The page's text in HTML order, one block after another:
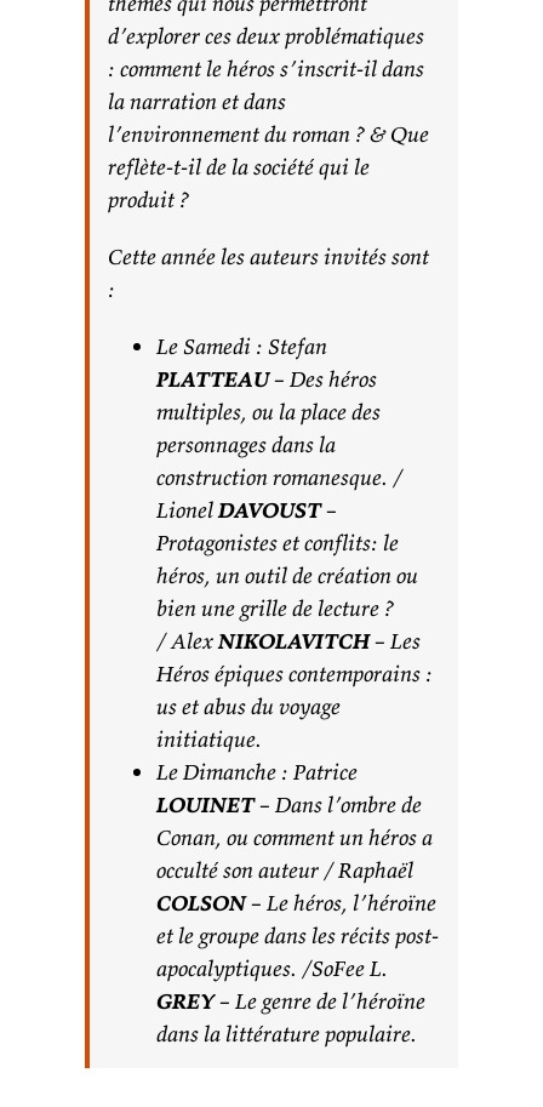
d’explorer ces deux problématiques
: comment le héros s’inscrit-il dans
la narration et dans
l’environnement du roman ? & Que
reflète-t-il de la société qui le
produit ?
Cette année les auteurs invités sont
:
Le Samedi : Stefan
PLATTEAU– Des héros
multiples, ou la place des
personnages dans la
construction romanesque. /
LionelDAVOUST–
Protagonistes et conflits: le
héros, un outil de création ou
bien une grille de lecture ?
/ AlexNIKOLAVITCH– Les
Héros épiques contemporains :
us et abus du voyage
initiatique.
Le Dimanche : Patrice
LOUINET– Dans l’ombre de
Conan, ou comment un héros a
occulté son auteur / Raphaël
COLSON– Le héros, l’héroïne
et le groupe dans les récits post-
apocalyptiques. /SoFee L.
GREY– Le genre de l’héroïne
dans la littérature populaire.